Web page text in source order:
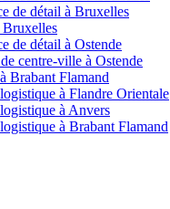
de détail à Bruxelles
Bruxelles
de détail à Ostende
centre-ville à Ostende
Brabant Flamand
à Flandre Orientale
à Anvers
à Brabant Flamand